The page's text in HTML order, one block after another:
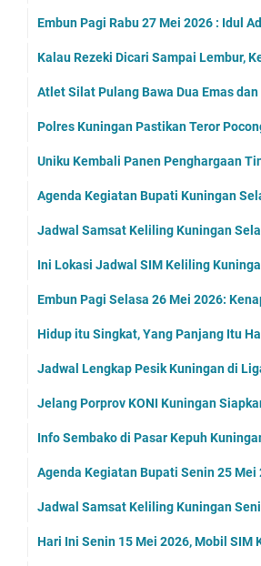
Embun Pagi Rabu 27 Mei 2026 : Idul
Kalau Rezeki Dicari Sampai Lembur,
Atlet Silat Pulang Bawa Dua Emas dan
Polres Kuningan Pastikan Teror
Uniku Kembali Panen Penghargaan
Agenda Kegiatan Bupati Kuningan
Jadwal Samsat Keliling Kuningan
Ini Lokasi Jadwal SIM Keliling
Embun Pagi Selasa 26 Mei 2026:
Hidup itu Singkat, Yang Panjang Itu
Jadwal Lengkap Pesik Kuningan di
Jelang Porprov KONI Kuningan
Info Sembako di Pasar Kepuh
Agenda Kegiatan Bupati Senin 25 Mei
Jadwal Samsat Keliling Kuningan
Hari Ini Senin 15 Mei 2026, Mobil SIM